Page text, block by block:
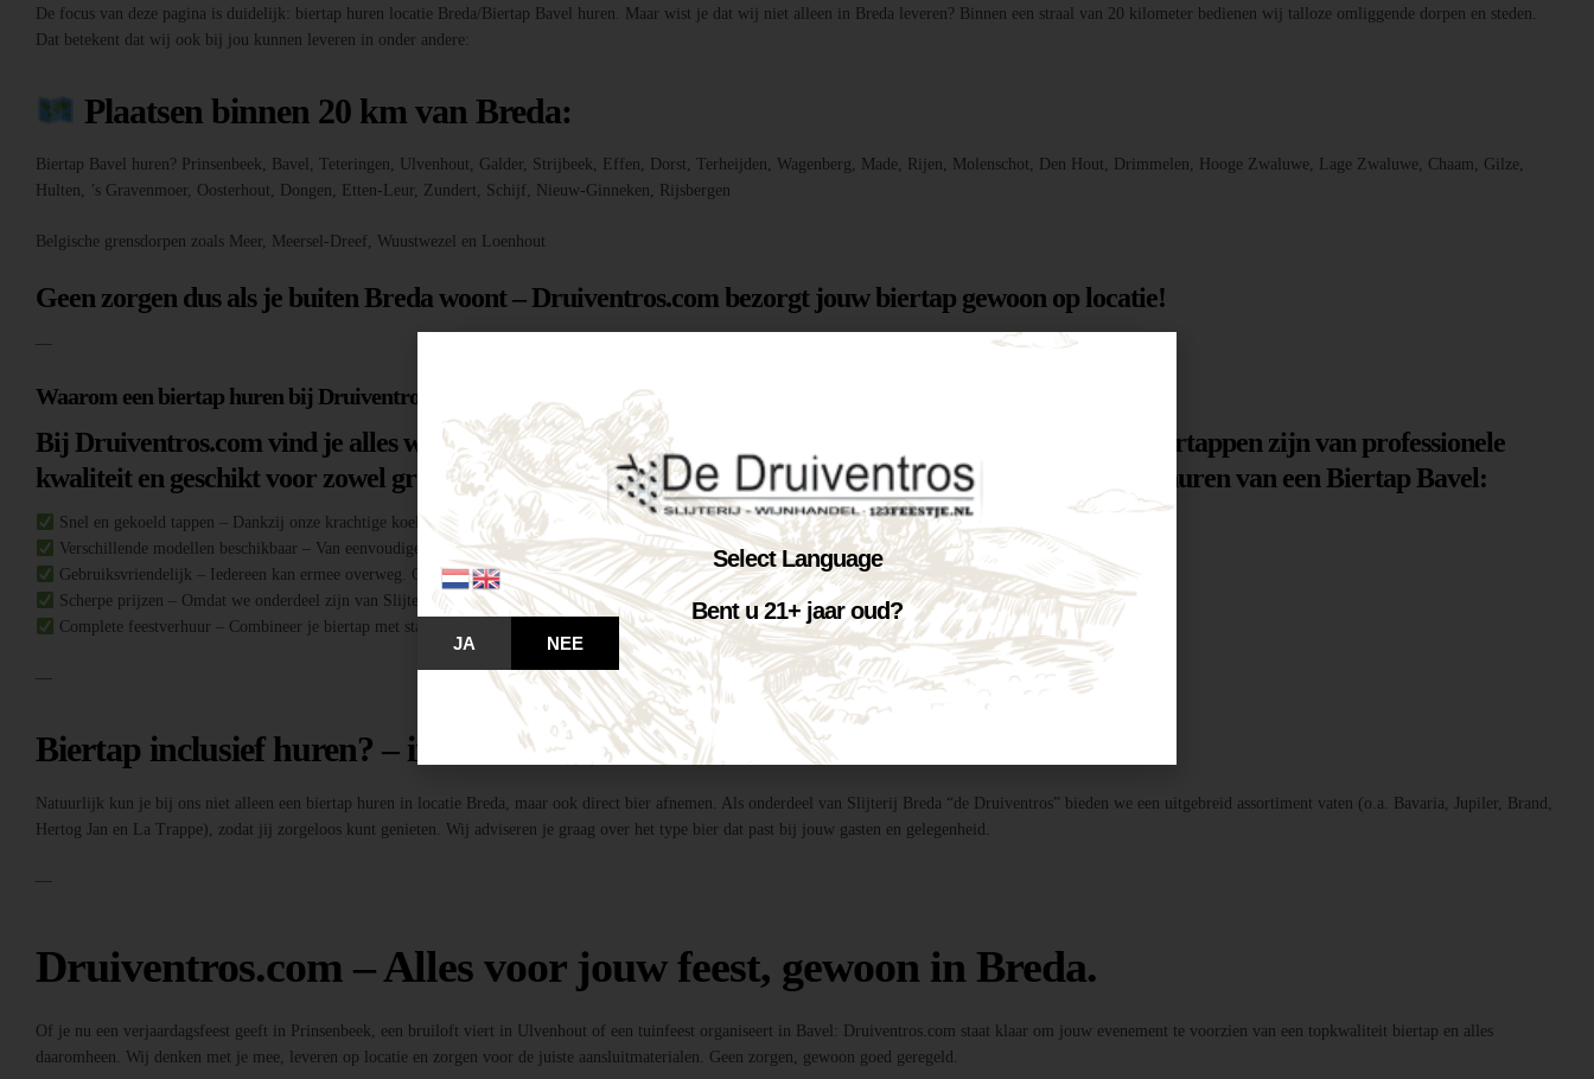
De focus van deze pagina is duidelijk: biertap huren locatie Breda/Biertap Bavel huren. Maar wist je dat wij niet alleen in Breda leveren? Binnen een straal van 20 kilometer bedienen wij talloze omliggende dorpen en steden.
Dat betekent dat wij ook bij jou kunnen leveren in onder andere:
Plaatsen binnen 20 km van Breda:
Biertap Bavel huren? Prinsenbeek, Bavel, Teteringen, Ulvenhout, Galder, Strijbeek, Effen, Dorst, Terheijden, Wagenberg, Made, Rijen, Molenschot, Den Hout, Drimmelen, Hooge Zwaluwe, Lage Zwaluwe, Chaam, Gilze,
Hulten, ’s Gravenmoer, Oosterhout, Dongen, Etten-Leur, Zundert, Schijf, Nieuw-Ginneken, Rijsbergen
Belgische grensdorpen zoals Meer, Meersel-Dreef, Wuustwezel en Loenhout
Geen zorgen dus als je buiten Breda woont – Druiventros.com bezorgt jouw biertap gewoon op locatie!
—
Waarom een biertap huren bij Druiventros.com?
Bij Druiventros.com vind je alles wat je nodig hebt om jouw feest of evenement te laten slagen. Onze biertappen zijn van professionele
kwaliteit en geschikt voor zowel grote evenementen als intieme tuinfeestjes. Enkele voordelen voor het huren van een Biertap Bavel:
Snel en gekoeld tappen – Dankzij onze krachtige koeltechniek heb je altijd een perfect koud biertje binnen handbereik.
Verschillende modellen beschikbaar – Van eenvoudige biertaps tot complete tapinstallaties inclusief fusten, koolzuur en onderstel.
Gebruiksvriendelijk – Iedereen kan ermee overweg. Geen ervaring nodig!
Scherpe prijzen – Omdat we onderdeel zijn van Slijterij Breda “de Druiventros”, profiteer je van de beste deal én topkwaliteit bier.
Complete feestverhuur – Combineer je biertap met statafels, buffettafels, feestverlichting, photobooths en meer!
—
Biertap inclusief huren? – inclusief bier?
Natuurlijk kun je bij ons niet alleen een biertap huren in locatie Breda, maar ook direct bier afnemen. Als onderdeel van Slijterij Breda “de Druiventros” bieden we een uitgebreid assortiment vaten (o.a. Bavaria, Jupiler, Brand,
Hertog Jan en La Trappe), zodat jij zorgeloos kunt genieten. Wij adviseren je graag over het type bier dat past bij jouw gasten en gelegenheid.
—
Druiventros.com – Alles voor jouw feest, gewoon in Breda.
Of je nu een verjaardagsfeest geeft in Prinsenbeek, een bruiloft viert in Ulvenhout of een tuinfeest organiseert in Bavel: Druiventros.com staat klaar om jouw evenement te voorzien van een topkwaliteit biertap en alles
daaromheen. Wij denken met je mee, leveren op locatie en zorgen voor de juiste aansluitmaterialen. Geen zorgen, gewoon goed geregeld.
Select Language
Bent u 21+ jaar oud?
JA NEE